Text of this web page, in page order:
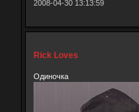
2008-04-30 13:13:59
Rick Loves
Одиночка